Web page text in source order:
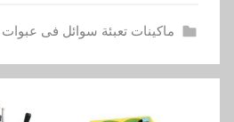
ماكينات تعبئة سوائل فى عبوات